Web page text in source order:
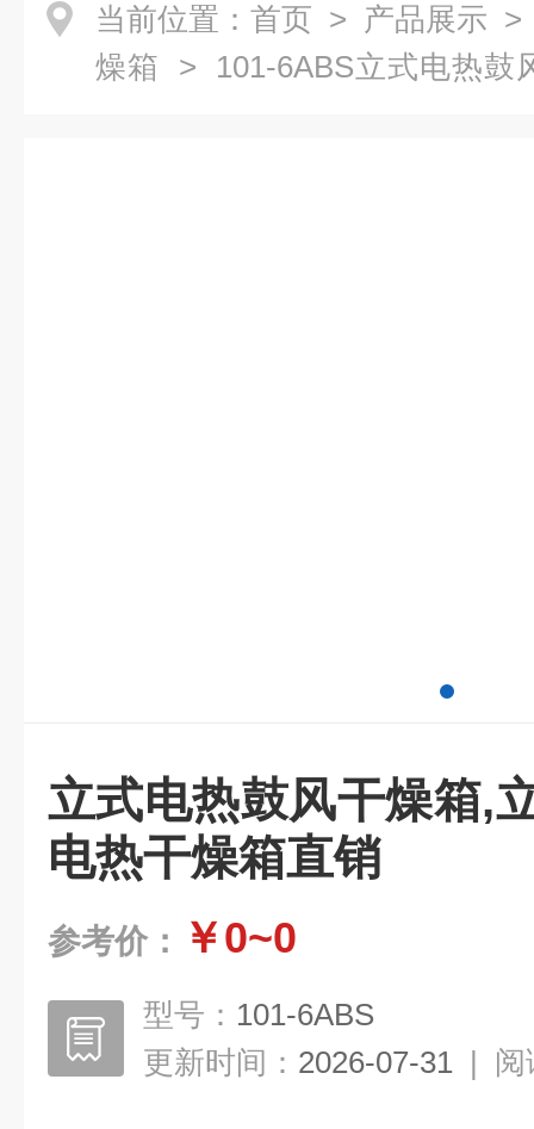
当前位置： 首页 > 产品展示
燥箱 > 101-6ABS立式电热鼓
立式电热鼓风干燥箱,
电热干燥箱直销
参考价： ￥0~0
型号： 101-6ABS
更新时间： 2026-07-31 | 阅